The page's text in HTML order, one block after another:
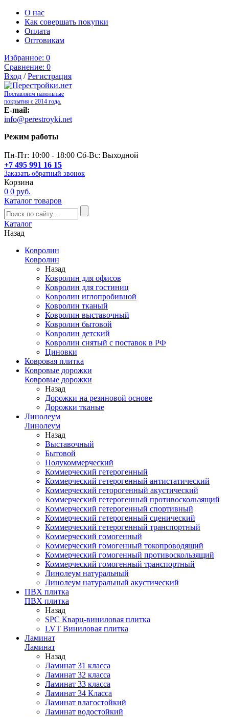
О нас
Как совершать покупки
Оплата
Оптовикам
Избранное: 0
Сравнение: 0
Вход /Регистрация
Поставляем напольные
покрытия с 2014 года.
E-mail:
info@perestroyki.net
Режим работы
Пн-Пт: 10:00 - 18:00 Сб-Вс: Выходной
+7 495 991 16 15
Заказать обратный звонок
Корзина
0 0 руб.
Каталог товаров
Каталог
Назад
Ковролин
Ковролин
Назад
Ковролин для офисов
Ковролин для гостиниц
Ковролин иглопробивной
Ковролин тканый
Ковролин выставочный
Ковролин бытовой
Ковролин детский
Ковролин снятый с поставок в РФ
Циновки
Ковровая плитка
Ковровые дорожки
Ковровые дорожки
Назад
Дорожки на резиновой основе
Дорожки тканые
Линолеум
Линолеум
Назад
Выставочный
Бытовой
Полукоммерческий
Коммерческий гетерогенный
Коммерческий гетерогенный антистатический
Коммерческий геторогенный акустический
Коммерческий гетерогенный противоскользящий
Коммерческий гетерогенный спортивный
Коммерческий гетерогенный сценический
Коммерческий гетерогенный транспортный
Коммерческий гомогенный
Коммерческий гомогенный токопроводящий
Коммерческий гомогенный противоскользящий
Коммерческий гомогенный транспортный
Линолеум натуральный
Линолеум натуральный акустический
ПВХ плитка
ПВХ плитка
Назад
SPC Кварц-виниловая плитка
LVT Виниловая плитка
Ламинат
Ламинат
Назад
Ламинат 31 класса
Ламинат 32 класса
Ламинат 33 класса
Ламинат 34 Класса
Ламинат влагостойкий
Ламинат водостойкий